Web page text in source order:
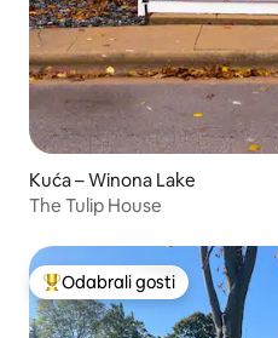
Kuća – Winona Lake
The Tulip House
Među najviše rangiranima s
Odabrali gosti